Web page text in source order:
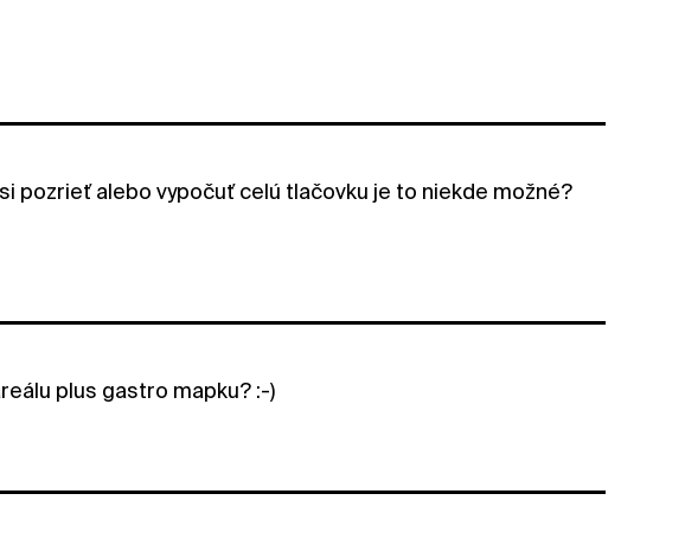
pozrieť alebo vypočuť celú tlačovku je to niekde možné?
plus gastro mapku? :-)